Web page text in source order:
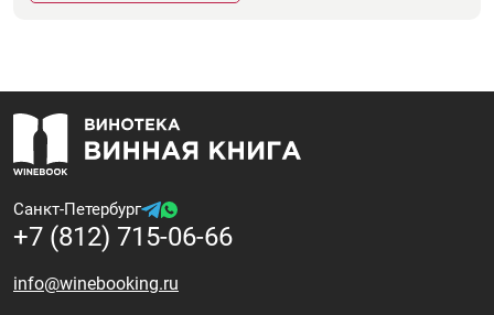
Санкт-Петербург
+7 (812) 715-06-66
info@winebooking.ru